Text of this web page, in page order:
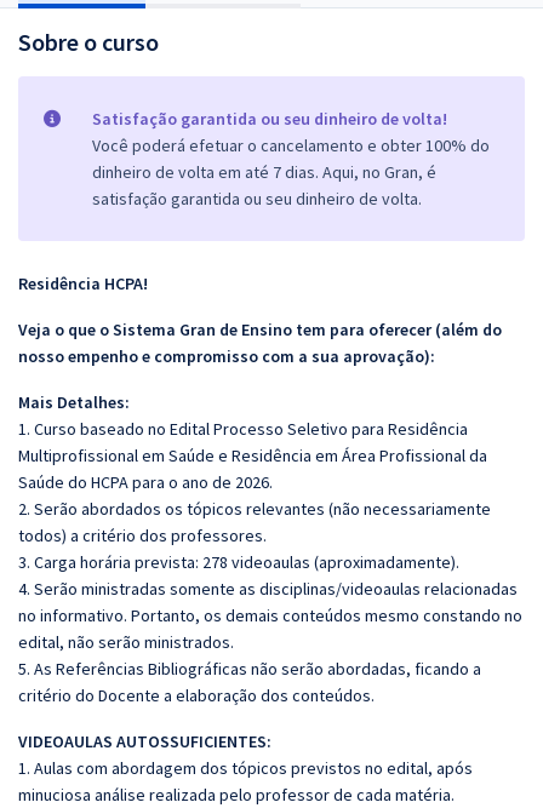
Sobre o curso
Satisfação garantida ou seu dinheiro de volta!
Você poderá efetuar o cancelamento e obter 100% do
dinheiro de volta em até 7 dias. Aqui, no Gran, é
satisfação garantida ou seu dinheiro de volta.
Residência HCPA!
Veja o que o Sistema Gran de Ensino tem para oferecer (além do
nosso empenho e compromisso com a sua aprovação):
Mais Detalhes:
1. Curso baseado no Edital Processo Seletivo para Residência
Multiprofissional em Saúde e Residência em Área Profissional da
Saúde do HCPA para o ano de 2026.
2. Serão abordados os tópicos relevantes (não necessariamente
todos) a critério dos professores.
3. Carga horária prevista: 278 videoaulas (aproximadamente).
4. Serão ministradas somente as disciplinas/videoaulas relacionadas
no informativo. Portanto, os demais conteúdos mesmo constando no
edital, não serão ministrados.
5. As Referências Bibliográficas não serão abordadas, ficando a
critério do Docente a elaboração dos conteúdos.
VIDEOAULAS AUTOSSUFICIENTES:
1. Aulas com abordagem dos tópicos previstos no edital, após
minuciosa análise realizada pelo professor de cada matéria.